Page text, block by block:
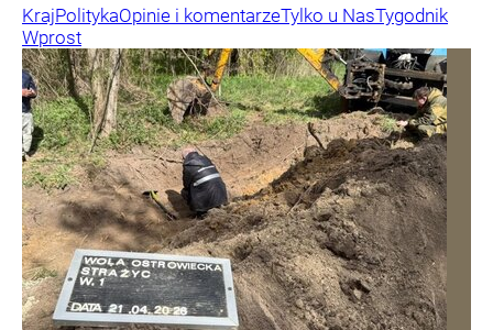
KrajPolitykaOpinie i komentarzeTylko u NasTygodnik
Wprost